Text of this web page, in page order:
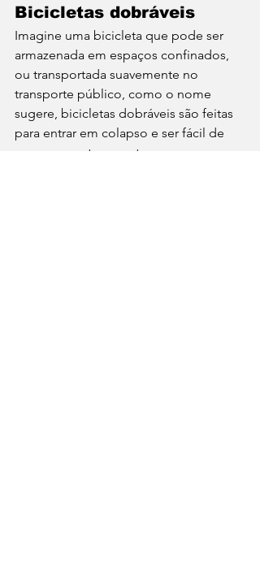
Bicicletas dobráveis
Imagine uma bicicleta que pode ser
armazenada em espaços confinados,
ou transportada suavemente no
transporte público, como o nome
sugere, bicicletas dobráveis são feitas
para entrar em colapso e ser fácil de
armazenar e transportar.